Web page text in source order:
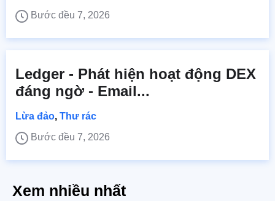
Bước đều 7, 2026
Ledger - Phát hiện hoạt động DEX
đáng ngờ - Email...
Lừa đảo, Thư rác
Bước đều 7, 2026
Xem nhiều nhất